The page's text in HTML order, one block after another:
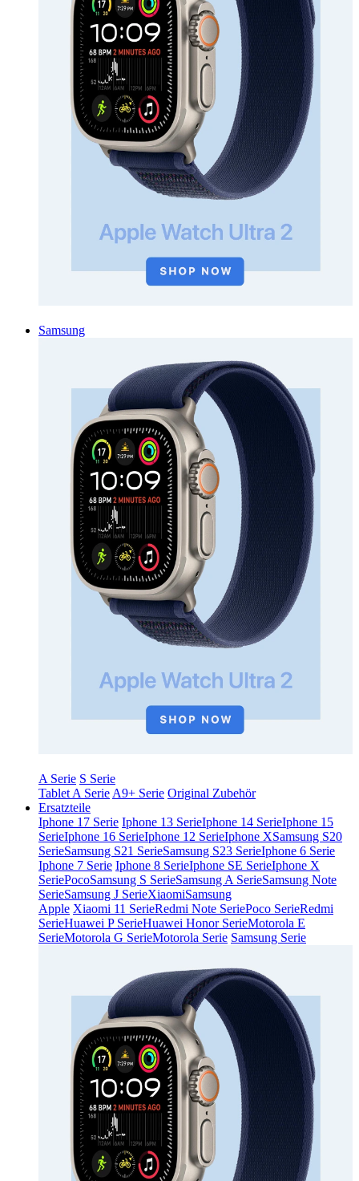
Samsung
A Serie S Serie
Tablet A Serie A9+ Serie Original Zubehör
Ersatzteile
Iphone 17 Serie Iphone 13 SerieIphone 14 SerieIphone 15
SerieIphone 16 SerieIphone 12 SerieIphone XSamsung S20
SerieSamsung S21 SerieSamsung S23 SerieIphone 6 Serie
Iphone 7 Serie Iphone 8 SerieIphone SE SerieIphone X
SeriePocoSamsung S SerieSamsung A SerieSamsung Note
SerieSamsung J SerieXiaomiSamsung
Apple Xiaomi 11 SerieRedmi Note SeriePoco SerieRedmi
SerieHuawei P SerieHuawei Honor SerieMotorola E
SerieMotorola G SerieMotorola Serie Samsung Serie